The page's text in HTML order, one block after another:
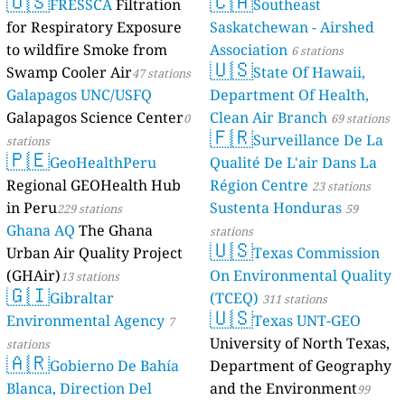
FRESSCAFiltration
for Respiratory Exposure
to wildfire Smoke from
Swamp Cooler Air47 stations
Galapagos UNC/USFQ
Galapagos Science Center0
stations
🇵🇪GeoHealthPeru
Regional GEOHealth Hub
in Peru229 stations
Ghana AQ The Ghana
Urban Air Quality Project
(GHAir)13 stations
🇬🇮Gibraltar
Environmental Agency 7
stations
🇦🇷Gobierno De Bahía
Blanca, Direction Del
Southeast
Saskatchewan - Airshed
Association 6 stations
🇺🇸State Of Hawaii,
Department Of Health,
Clean Air Branch 69 stations
🇫🇷Surveillance De La
Qualité De L'air Dans La
Région Centre 23 stations
Sustenta Honduras 59
stations
🇺🇸Texas Commission
On Environmental Quality
(TCEQ) 311 stations
🇺🇸Texas UNT-GEO
University of North Texas,
Department of Geography
and the Environment99